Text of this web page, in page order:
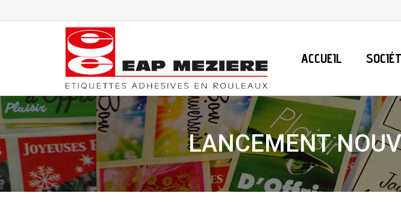
ACCUEIL
LANCEMENT